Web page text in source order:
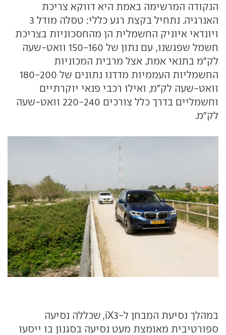
הנקודה המרשימה באמת היא דווקא צריכת
האנרגיה. נתחיל בקצת רגע כללי: טסלה מודל 3
ויונדאי איוניק החשמלית הן מהחסכוניות בצריכת
חשמל שפגשנו, עם נתון של 150-160 וואט-שעה
לק"מ בתנאי אמת. אצל מרבית המכוניות
החשמליות העממיות מדדנו נתונים של 180-200
וואט-שעה לק"מ, ואילו רכבי פנאי יוקרתיים
וחשמליים בדרך כלל צורכים 220-240 וואט-שעה
לק"מ.
במהלך נסיעת המבחן ל-iX3, שכללה נסיעה
ספורטיבית מאומצת מעט נסיעה בסגנון בו ייסעו